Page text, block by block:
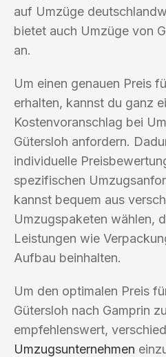
auf Umzüge
bietet auch Umzüge von
an.
Um einen genauen Preis
erhalten, kannst du ganz
Kostenvoranschlag bei
Gütersloh anfordern.
individuelle
spezifischen
kannst bequem aus
Umzugspaketen wählen,
Leistungen wie
Aufbau beinhalten.
Um den optimalen Preis
Gütersloh nach Gamprin
empfehlenswert,
Umzugsunternehmen